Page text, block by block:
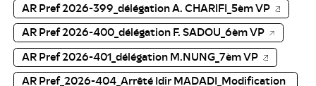
AR Pref 2026-399_délégation A. CHARIFI_5èm VP
AR Pref 2026-400_délégation F. SADOU_6èm VP
AR Pref 2026-401_délégation M.NUNG_7èm VP
AR Pref_2026-404_Arrêté Idir MADADI_Modification